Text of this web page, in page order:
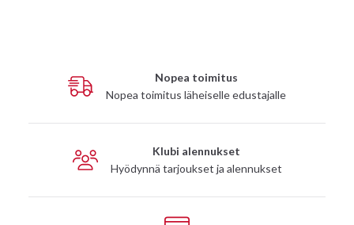
Nopea toimitus
Nopea toimitus läheiselle edustajalle
Klubi alennukset
Hyödynnä tarjoukset ja alennukset